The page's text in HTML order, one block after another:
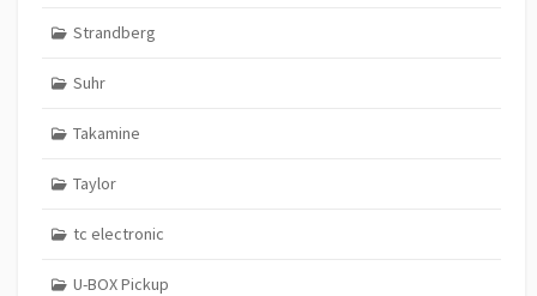
Strandberg
Suhr
Takamine
Taylor
tc electronic
U-BOX Pickup